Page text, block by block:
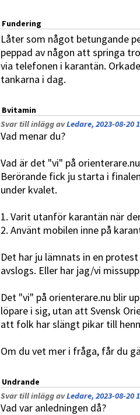
Fundering
Låter som något betungande
peppad av någon att springa
via telefonen i karantän.
tankarna i dag.
Bvitamin
Svar till inlägg avLedare, 2023-08-20
Vad menar du?
Vad är det "vi" på
Berörande fick ju starta i
under kvalet.
1. Varit utanför karantän när
2. Använt mobilen inne på
Det har ju lämnats in en
avslogs. Eller har jag/vi
Det "vi" på orienterare.nu blir
löpare i sig, utan att Svensk
att folk har slängt pikar till
Om du vet mer i fråga, får du
Undrande
Svar till inlägg avLedare, 2023-08-20
Vad var anledningen då?